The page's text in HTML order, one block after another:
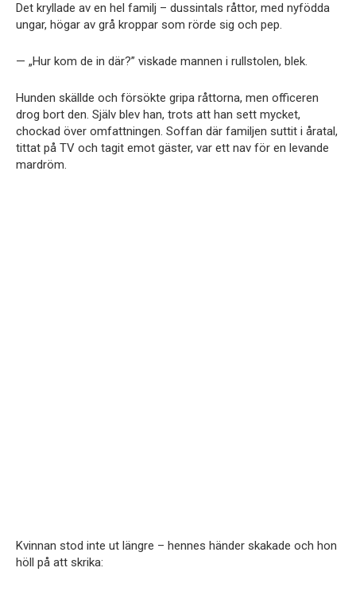
Det kryllade av en hel familj – dussintals råttor, med nyfödda
ungar, högar av grå kroppar som rörde sig och pep.
— „Hur kom de in där?” viskade mannen i rullstolen, blek.
Hunden skällde och försökte gripa råttorna, men officeren
drog bort den. Själv blev han, trots att han sett mycket,
chockad över omfattningen. Soffan där familjen suttit i åratal,
tittat på TV och tagit emot gäster, var ett nav för en levande
mardröm.
Kvinnan stod inte ut längre – hennes händer skakade och hon
höll på att skrika: